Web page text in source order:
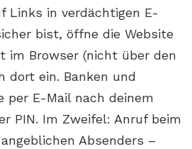
Links in verdächtigen E-
bist, öffne die Website
im Browser (nicht über den
dort ein. Banken und
per E-Mail nach deinem
PIN. Im Zweifel: Anruf beim
Absenders –